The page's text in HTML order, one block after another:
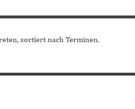
sortiert nach Terminen.